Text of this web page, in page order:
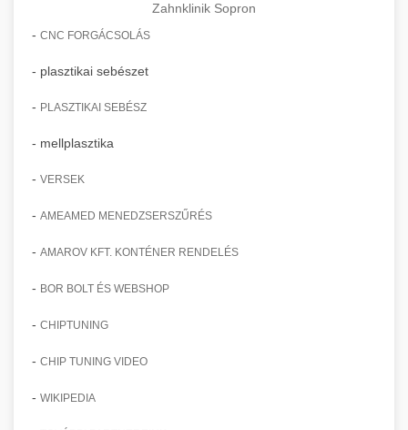
Zahnklinik Sopron
- CNC FORGÁCSOLÁS
- plasztikai sebészet
- PLASZTIKAI SEBÉSZ
- mellplasztika
- VERSEK
- AMEAMED MENEDZSERSZŰRÉS
- AMAROV KFT. KONTÉNER RENDELÉS
- BOR BOLT ÉS WEBSHOP
- CHIPTUNING
- CHIP TUNING VIDEO
- WIKIPEDIA